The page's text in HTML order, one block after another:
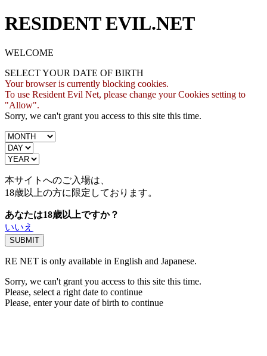
RESIDENT EVIL.NET
WELCOME
SELECT YOUR DATE OF BIRTH
Your browser is currently blocking cookies.
To use Resident Evil Net, please change your Cookies setting to
"Allow".
Sorry, we can't grant you access to this site this time.
本サイトへのご入場は、
18歳以上の方に限定しております。
あなたは18歳以上ですか？
いいえ
RE NET is only available in English and Japanese.
Sorry, we can't grant you access to this site this time.
Please, select a right date to continue
Please, enter your date of birth to continue